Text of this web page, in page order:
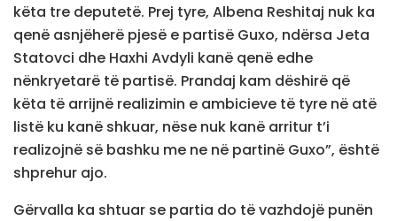
këta tre deputetë. Prej tyre, Albena Reshitaj nuk ka
qenë asnjëherë pjesë e partisë Guxo, ndërsa Jeta
Statovci dhe Haxhi Avdyli kanë qenë edhe
nënkryetarë të partisë. Prandaj kam dëshirë që
këta të arrijnë realizimin e ambicieve të tyre në atë
listë ku kanë shkuar, nëse nuk kanë arritur t’i
realizojnë së bashku me ne në partinë Guxo”, është
shprehur ajo.
Gërvalla ka shtuar se partia do të vazhdojë punën